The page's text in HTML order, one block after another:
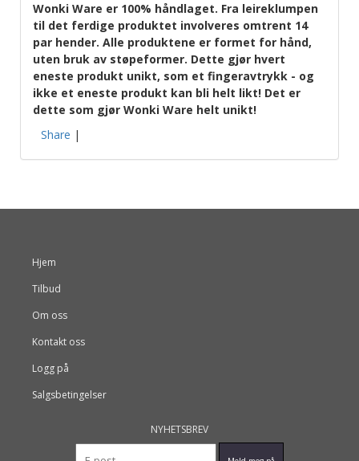
Wonki Ware er 100% håndlaget. Fra leireklumpen
til det ferdige produktet involveres omtrent 14
par hender. Alle produktene er formet for hånd,
uten bruk av støpeformer. Dette gjør hvert
eneste produkt unikt, som et fingeravtrykk - og
ikke et eneste produkt kan bli helt likt! Det er
dette som gjør Wonki Ware helt unikt!
Share |
Hjem
Tilbud
Om oss
Kontakt oss
Logg på
Salgsbetingelser
NYHETSBREV